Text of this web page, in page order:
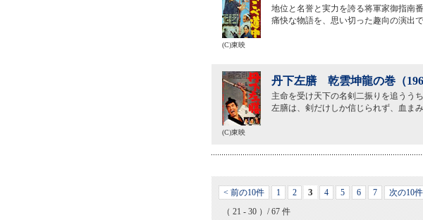
地位と名誉と実力を誇る将軍家御指南
痛快な物語を、思い切った趣向の演出
(C)東映
丹下左膳 乾雲坤龍の巻（
主命を受け天下の名剣二振りを追うう
左膳は、剣だけしか信じられず、血ま
(C)東映
< 前の10件 1 2 3 4 5 6 7
次の10
（ 21 - 30 ）/ 67 件